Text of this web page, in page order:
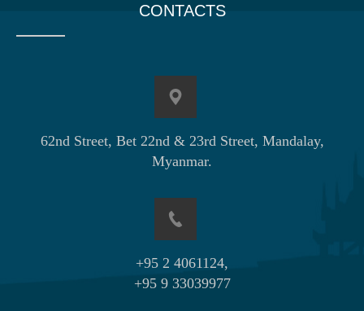
CONTACTS
62nd Street, Bet 22nd & 23rd Street, Mandalay,
Myanmar.
+95 2 4061124,
+95 9 33039977